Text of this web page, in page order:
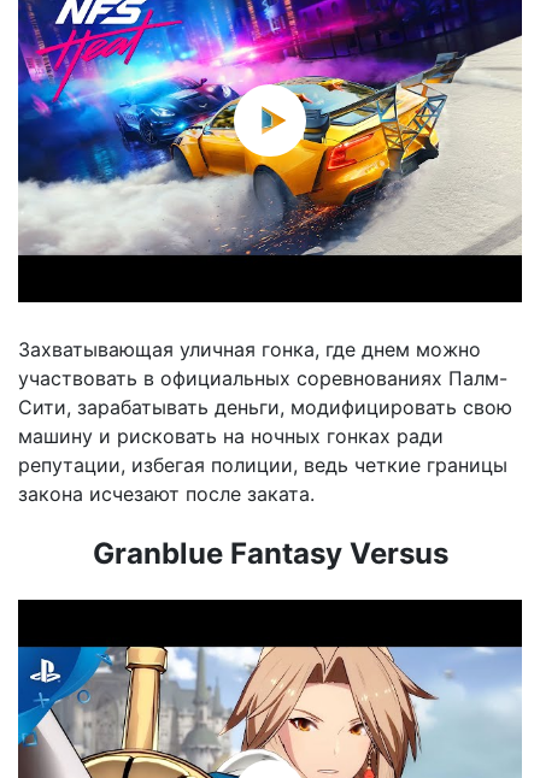
Захватывающая уличная гонка, где днем можно
участвовать в официальных соревнованиях Палм-
Сити, зарабатывать деньги, модифицировать свою
машину и рисковать на ночных гонках ради
репутации, избегая полиции, ведь четкие границы
закона исчезают после заката.
Granblue Fantasy Versus